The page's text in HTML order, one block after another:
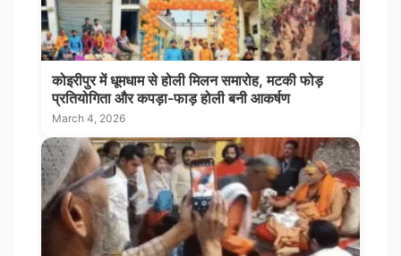
कोइरीपुर में धूमधाम से होली मिलन समारोह, मटकी फोड़
प्रतियोगिता और कपड़ा-फाड़ होली बनी आकर्षण
March 4, 2026